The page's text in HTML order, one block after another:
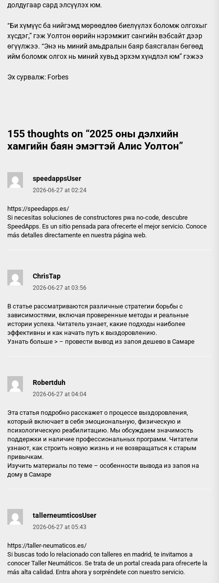
долдугаар сард элсүүлэх юм.
“Би хүмүүс ба нийгэмд мөрөөдлөө биелүүлэх боломж олгохыг
хүсдэг,” гэж Уолтон өөрийн нэрэмжит сангийн вэбсайт дээр
өгүүлжээ. “Энэ нь миний амьдралын баяр баясгалан бөгөөд
ийм боломж олгох нь миний хувьд эрхэм хүндлэл юм” гэжээ
Эх сурвалж: Forbes
155 thoughts on “2025 оны дэлхийн
хамгийн баян эмэгтэй Алис Уолтон”
speedappsUser
2026-06-27 at 02:24
https://speedapps.es/
Si necesitas soluciones de constructores pwa no-code, descubre
SpeedApps. Es un sitio pensada para ofrecerte el mejor servicio. Conoce
más detalles directamente en nuestra página web.
ChrisTap
2026-06-27 at 03:56
В статье рассматриваются различные стратегии борьбы с
зависимостями, включая проверенные методы и реальные
истории успеха. Читатель узнает, какие подходы наиболее
эффективны и как начать путь к выздоровлению.
Узнать больше > – провести вывод из запоя дешево в Самаре
Robertduh
2026-06-27 at 04:04
Эта статья подробно расскажет о процессе выздоровления,
который включает в себя эмоциональную, физическую и
психологическую реабилитацию. Мы обсуждаем значимость
поддержки и наличие профессиональных программ. Читатели
узнают, как строить новую жизнь и не возвращаться к старым
привычкам.
Изучить материалы по теме – особенности вывода из запоя на
дому в Самаре
tallerneumticosUser
2026-06-27 at 05:43
https://taller-neumaticos.es/
Si buscas todo lo relacionado con talleres en madrid, te invitamos a
conocer Taller Neumáticos. Se trata de un portal creada para ofrecerte la
más alta calidad. Entra ahora y sorpréndete con nuestro servicio.